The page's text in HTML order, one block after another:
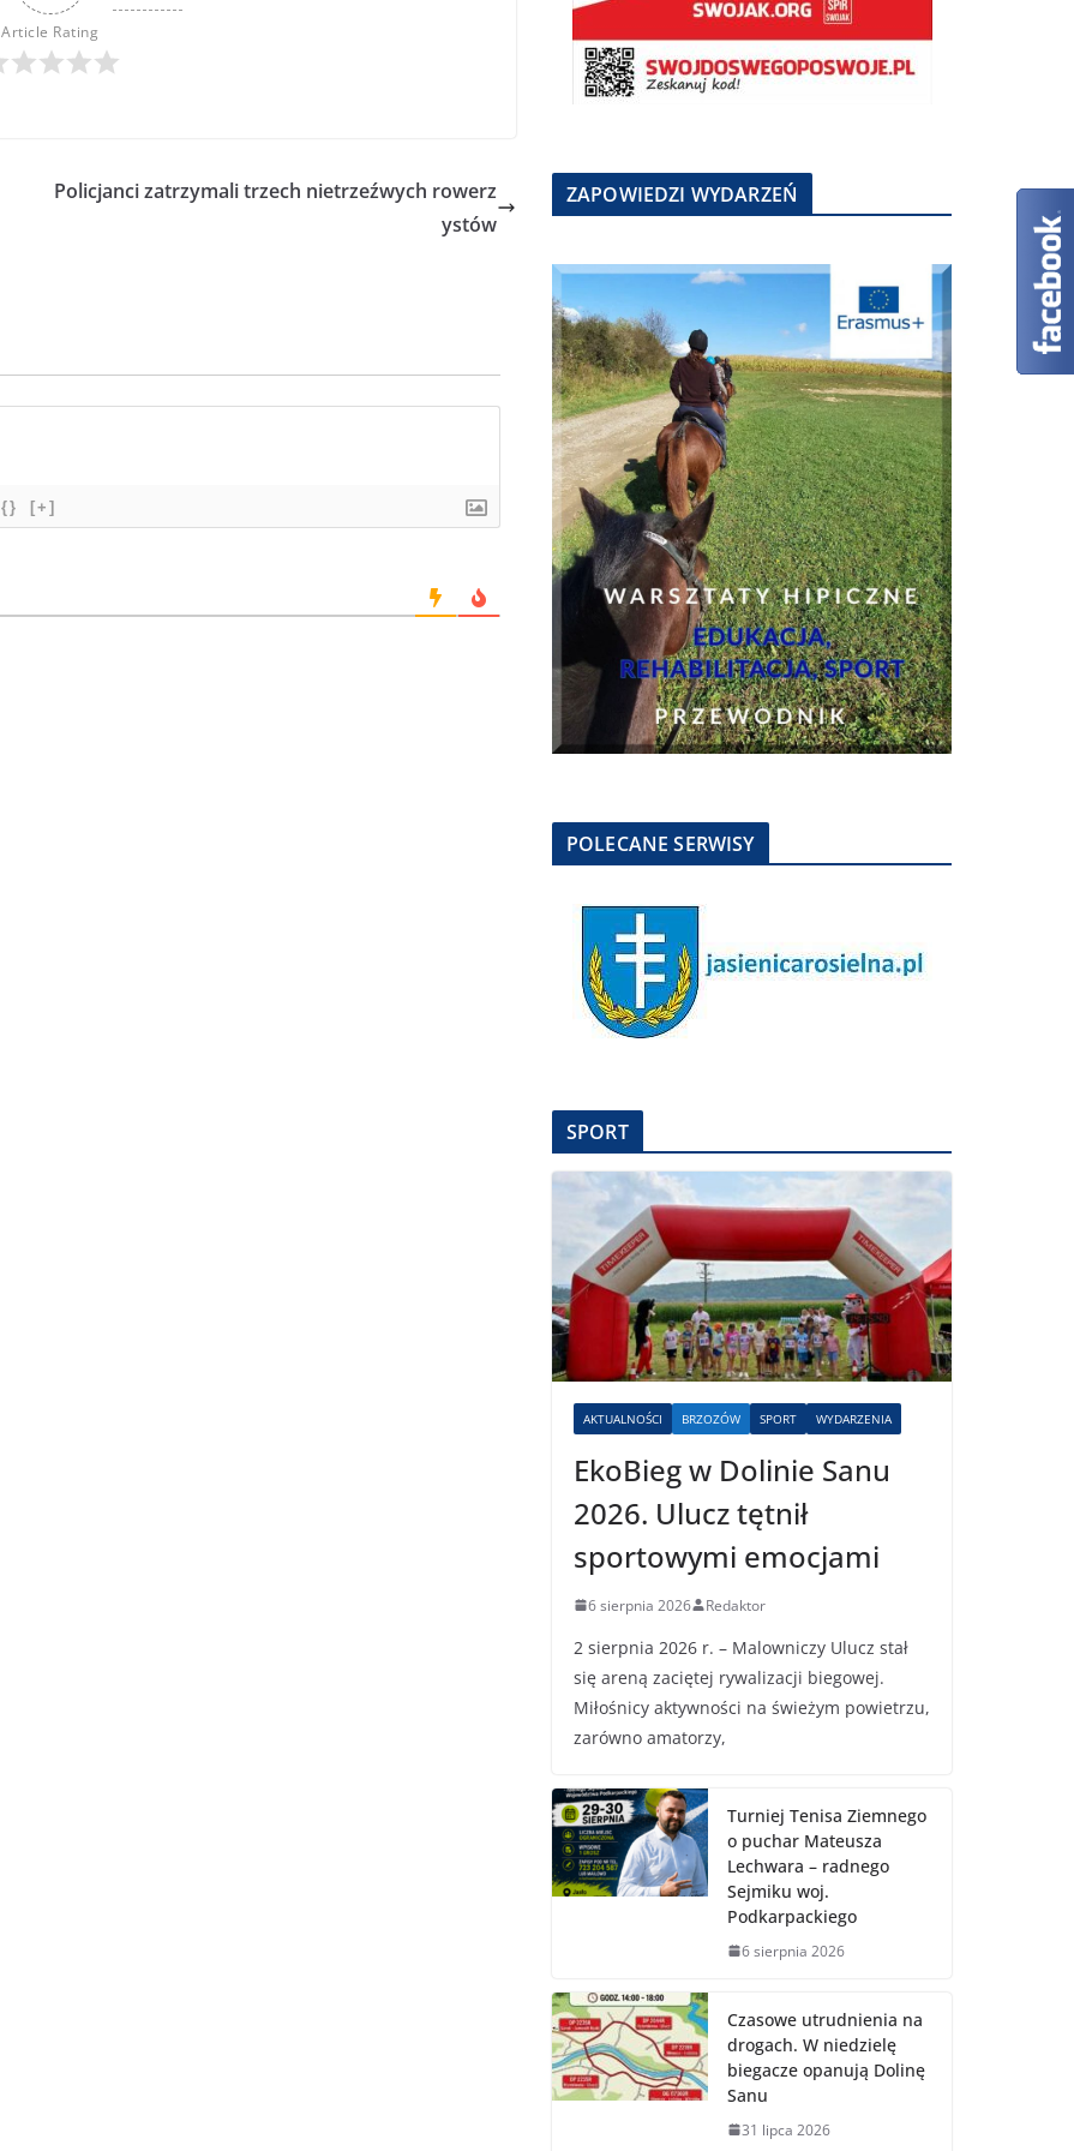
Article Rating
Policjanci zatrzymali trzech nietrzeźwych rowerz
ystów
{} [+]
ZAPOWIEDZI WYDARZEŃ
POLECANE SERWISY
SPORT
AKTUALNOŚCI BRZOZÓW SPORT WYDARZENIA
EkoBieg w Dolinie Sanu
2026. Ulucz tętnił
sportowymi emocjami
6 sierpnia 2026 Redaktor
2 sierpnia 2026 r. – Malowniczy Ulucz stał
się areną zaciętej rywalizacji biegowej.
Miłośnicy aktywności na świeżym powietrzu,
zarówno amatorzy,
Turniej Tenisa Ziemnego
o puchar Mateusza
Lechwara – radnego
Sejmiku woj.
Podkarpackiego
6 sierpnia 2026
Czasowe utrudnienia na
drogach. W niedzielę
biegacze opanują Dolinę
Sanu
31 lipca 2026